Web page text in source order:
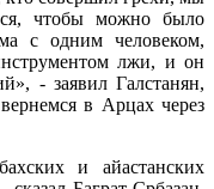
чтобы можно было
с одним человеком,
лжи, и он
- заявил Галстанян,
в Арцах через
и айастанских